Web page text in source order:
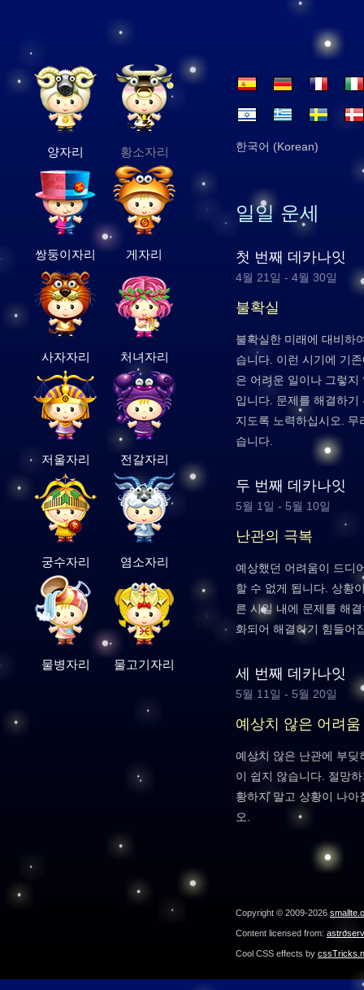
양자리 황소자리
쌍둥이자리 게자리
사자자리 처녀자리
저울자리 전갈자리
궁수자리 염소자리
물병자리 물고기자리
한국어 (Korean)
일일 운세
첫 번째 데카나잇
4월 21일 - 4월 30일
불확실
불확실한 미래에 대비하
습니다. 이런 시기에 기
은 어려운 일이나 그렇
입니다. 문제를 해결하
지도록 노력하십시오.
습니다.
두 번째 데카나잇
5월 1일 - 5월 10일
난관의 극복
예상했던 어려움이 드디
할 수 없게 됩니다. 상황
른 시일 내에 문제를 해
화되어 해결하기 힘들어
세 번째 데카나잇
5월 11일 - 5월 20일
예상치 않은 어려움
예상치 않은 난관에 부
이 쉽지 않습니다. 절망
황하지 말고 상황이 나
오.
Copyright © 2009-2026
Content licensed from:
Cool CSS effects by